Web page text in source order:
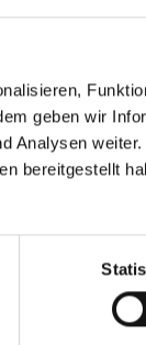
geben wir
Analysen
bereitgestellt